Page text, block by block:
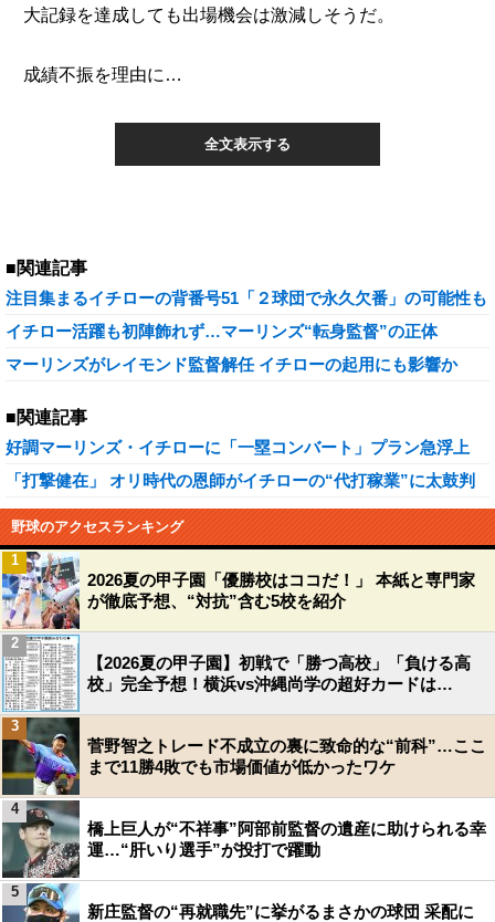
大記録を達成しても出場機会は激減しそうだ。
成績不振を理由に…
全文表示する
■関連記事
注目集まるイチローの背番号51「２球団で永久欠番」の可能性も
イチロー活躍も初陣飾れず…マーリンズ“転身監督”の正体
マーリンズがレイモンド監督解任 イチローの起用にも影響か
■関連記事
好調マーリンズ・イチローに「一塁コンバート」プラン急浮上
「打撃健在」 オリ時代の恩師がイチローの“代打稼業”に太鼓判
野球のアクセスランキング
2026夏の甲子園「優勝校はココだ！」 本紙と専門家
が徹底予想、“対抗”含む5校を紹介
1
【2026夏の甲子園】初戦で「勝つ高校」「負ける高
校」完全予想！横浜vs沖縄尚学の超好カードは…
2
菅野智之トレード不成立の裏に致命的な“前科”…ここ
まで11勝4敗でも市場価値が低かったワケ
3
橋上巨人が“不祥事”阿部前監督の遺産に助けられる幸
運…“肝いり選手”が投打で躍動
4
新庄監督の“再就職先”に挙がるまさかの球団 采配に
5